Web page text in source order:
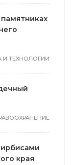
И ТЕХНОЛОГИИ
края